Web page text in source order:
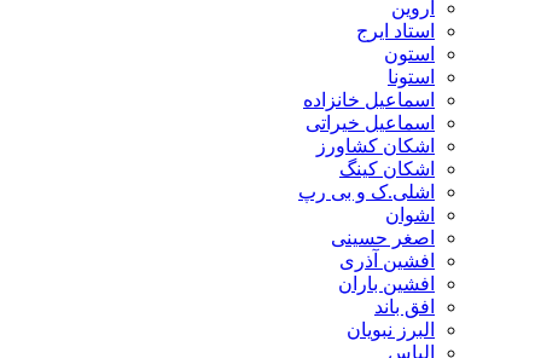
اروین
استاد ایرج
استون
استونا
اسماعیل خانزاده
اسماعیل خیراتی
اشکان کشاورز
اشکان کینگ
اشلی.ک و بی رپ
اشوان
اصغر حسینی
افشین آذری
افشین باران
افق باند
البرز نبویان
الیاس